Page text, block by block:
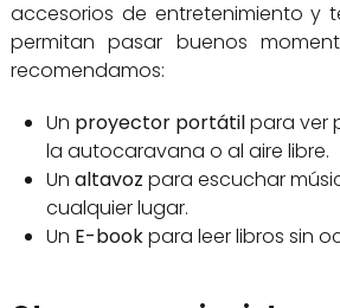
accesorios de entretenimiento y
permitan pasar buenos
recomendamos:
Un proyector portátilpara ver
la autocaravana o al aire libre.
Un altavoz para escuchar
cualquier lugar.
Un E-bookpara leer libros sin